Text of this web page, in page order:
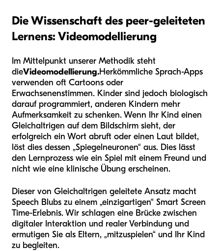
Die Wissenschaft des peer-geleiteten
Lernens: Videomodellierung
Im Mittelpunkt unserer Methodik steht
dieVideomodellierung.Herkömmliche Sprach-Apps
verwenden oft Cartoons oder
Erwachsenenstimmen. Kinder sind jedoch biologisch
darauf programmiert, anderen Kindern mehr
Aufmerksamkeit zu schenken. Wenn Ihr Kind einen
Gleichaltrigen auf dem Bildschirm sieht, der
erfolgreich ein Wort abruft oder einen Laut bildet,
löst dies dessen „Spiegelneuronen“ aus. Dies lässt
den Lernprozess wie ein Spiel mit einem Freund und
nicht wie eine klinische Übung erscheinen.
Dieser von Gleichaltrigen geleitete Ansatz macht
Speech Blubs zu einem „einzigartigen“ Smart Screen
Time-Erlebnis. Wir schlagen eine Brücke zwischen
digitaler Interaktion und realer Verbindung und
ermutigen Sie als Eltern, „mitzuspielen“ und Ihr Kind
zu begleiten.